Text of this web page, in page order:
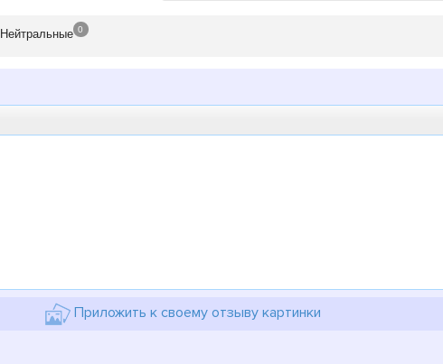
Нейтральные 0
Приложить к своему отзыву картинки